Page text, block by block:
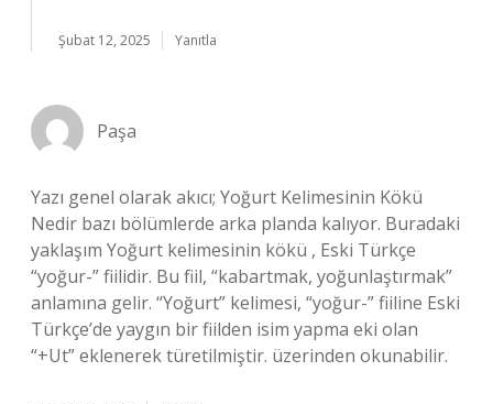
Şubat 12, 2025 Yanıtla
Paşa
Yazı genel olarak akıcı; Yoğurt Kelimesinin Kökü
Nedir bazı bölümlerde arka planda kalıyor. Buradaki
yaklaşım Yoğurt kelimesinin kökü , Eski Türkçe
“yoğur-” fiilidir. Bu fiil, “kabartmak, yoğunlaştırmak”
anlamına gelir. “Yoğurt” kelimesi, “yoğur-” fiiline Eski
Türkçe’de yaygın bir fiilden isim yapma eki olan
“+Ut” eklenerek türetilmiştir. üzerinden okunabilir.